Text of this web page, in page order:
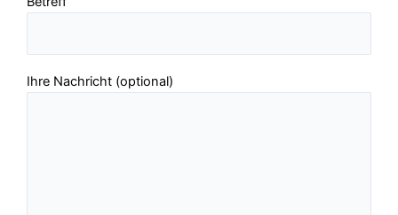
Ihre Nachricht (optional)